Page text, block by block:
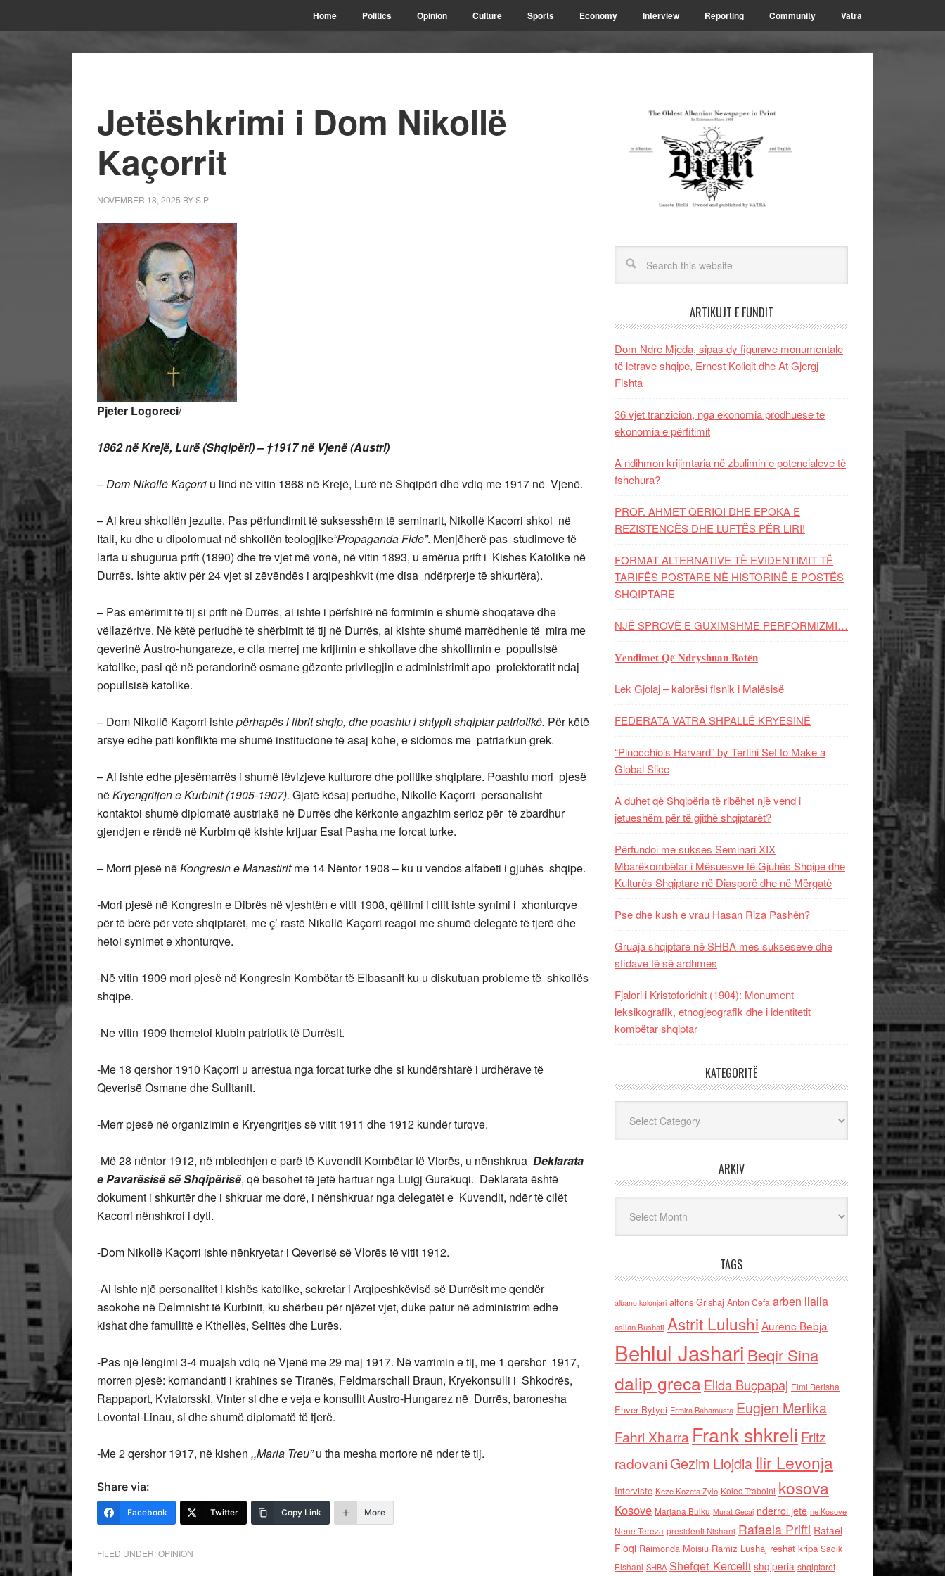
Home Politics Opinion Culture Sports Economy Interview Reporting Community Vatra
Jetëshkrimi i Dom Nikollë
Kaçorrit
NOVEMBER 18, 2025 BYS P
Pjeter Logoreci/
1862në Krejë, Lurë (Shqipëri) – †1917 në Vjenë (Austri)
–Dom Nikollë Kaçorri u lind në vitin 1868 në Krejë, Lurë në Shqipëri dhe vdiq me 1917 në Vjenë.
– Ai kreu shkollën jezuite. Pas përfundimit të suksesshëm të seminarit, Nikollë Kacorri shkoi në
Itali, ku dhe u dipolomuat në shkollën teologjike“Propaganda Fide”. Menjëherë pas studimeve të
larta u shugurua prift (1890) dhe tre vjet më vonë, në vitin 1893, u emërua prift i Kishes Katolike në
Durrës. Ishte aktiv për 24 vjet si zëvëndës i arqipeshkvit (me disa ndërprerje të shkurtëra).
– Pas emërimit të tij si prift në Durrës, ai ishte i përfshirë në formimin e shumë shoqatave dhe
vëllazërive. Në këtë periudhë të shërbimit të tij në Durrës, ai kishte shumë marrëdhenie të mira me
qeverinë Austro-hungareze, e cila merrej me krijimin e shkollave dhe shkollimin e popullsisë
katolike, pasi që në perandorinë osmane gëzonte privilegjin e administrimit apo protektoratit ndaj
popullsisë katolike.
– Dom Nikollë Kaçorri ishtepërhapës i librit shqip, dhe poashtu i shtypit shqiptar patriotikë. Për këtë
arsye edhe pati konflikte me shumë institucione të asaj kohe, e sidomos me patriarkun grek.
– Ai ishte edhe pjesëmarrës i shumë lëvizjeve kulturore dhe politike shqiptare. Poashtu mori pjesë
nëKryengritjen e Kurbinit (1905-1907). Gjatë kësaj periudhe, Nikollë Kaçorri personalisht
kontaktoi shumë diplomatë austriakë në Durrës dhe kërkonte angazhim serioz për të zbardhur
gjendjen e rëndë në Kurbim që kishte krijuar Esat Pasha me forcat turke.
–Morri pjesë nëKongresin e Manastiritme 14 Nëntor 1908 – ku u vendos alfabeti i gjuhës shqipe.
-Mori pjesë në Kongresin e Dibrës në vjeshtën e vitit 1908, qëllimi i cilit ishte synimi i xhonturqve
për të bërë për vete shqiptarët, me ç’ rastë Nikollë Kaçorri reagoi me shumë delegatë të tjerë dhe
hetoi synimet e xhonturqve.
-Në vitin 1909 mori pjesë në Kongresin Kombëtar të Elbasanit ku u diskutuan probleme të shkollës
shqipe.
-Ne vitin 1909 themeloi klubin patriotik të Durrësit.
-Me 18 qershor 1910 Kaçorri u arrestua nga forcat turke dhe si kundërshtarë i urdhërave të
Qeverisë Osmane dhe Sulltanit.
-Merr pjesë në organizimin e Kryengritjes së vitit 1911 dhe 1912 kundër turqve.
-Më 28 nëntor 1912, në mbledhjen e parë të Kuvendit Kombëtar të Vlorës, u nënshkrua Deklarata
e Pavarësisë së Shqipërisë, që besohet të jetë hartuar nga Luigj Gurakuqi. Deklarata është
dokument i shkurtër dhe i shkruar me dorë, i nënshkruar nga delegatët e Kuvendit, ndër të cilët
Kacorri nënshkroi i dyti.
-Dom Nikollë Kaçorri ishte nënkryetar i Qeverisë së Vlorës të vitit 1912.
-Ai ishte një personalitet i kishës katolike, sekretar i Arqipeshkëvisë së Durrësit me qendër
asokohe në Delmnisht të Kurbinit, ku shërbeu për njëzet vjet, duke patur në administrim edhe
kishat dhe famullitë e Kthellës, Selitës dhe Lurës.
-Pas një lëngimi 3-4 muajsh vdiq në Vjenë me 29 maj 1917. Në varrimin e tij, me 1 qershor 1917,
morren pjesë: komandanti i krahines se Tiranës, Feldmarschall Braun, Kryekonsulli i Shkodrës,
Rappaport, Kviatorsski, Vinter si dhe e veja e konsullit Austro-Hungarez në Durrës, baronesha
Lovontal-Linau, si dhe shumë diplomatë të tjerë.
-Me 2 qershor 1917, në kishen ,,Maria Treu”u tha mesha mortore në nder të tij.
Share via:
Facebook Twitter Copy Link More
FILED UNDER:OPINION
ARTIKUJT E FUNDIT
Dom Ndre Mjeda, sipas dy figurave monumentale
të letrave shqipe, Ernest Koliqit dhe At Gjergj
Fishta
36 vjet tranzicion, nga ekonomia prodhuese te
ekonomia e përfitimit
A ndihmon krijimtaria në zbulimin e potencialeve të
fshehura?
PROF. AHMET QERIQI DHE EPOKA E
REZISTENCЁS DHE LUFTЁS PЁR LIRI!
FORMAT ALTERNATIVE TË EVIDENTIMIT TË
TARIFËS POSTARE NË HISTORINË E POSTËS
SHQIPTARE
NJË SPROVË E GUXIMSHME PERFORMIZMI…
𝐕𝐞𝐧𝐝𝐢𝐦𝐞𝐭 𝐐𝐞̈ 𝐍𝐝𝐫𝐲𝐬𝐡𝐮𝐚𝐧 𝐁𝐨𝐭𝐞̈𝐧
Lek Gjolaj – kalorësi fisnik i Malësisë
FEDERATA VATRA SHPALLË KRYESINË
“Pinocchio’s Harvard” by Tertini Set to Make a
Global Slice
A duhet që Shqipëria të ribëhet një vend i
jetueshëm për të gjithë shqiptarët?
Përfundoi me sukses Seminari XIX
Mbarëkombëtar i Mësuesve të Gjuhës Shqipe dhe
Kulturës Shqiptare në Diasporë dhe në Mërgatë
Pse dhe kush e vrau Hasan Riza Pashën?
Gruaja shqiptare në SHBA mes sukseseve dhe
sfidave të së ardhmes
Fjalori i Kristoforidhit (1904): Monument
leksikografik, etnogjeografik dhe i identitetit
kombëtar shqiptar
KATEGORITË
ARKIV
TAGS
albano kolonjari alfons Grishaj Anton Cefa arben llalla
asllan Bushati Astrit Lulushi Aurenc Bebja
Behlul Jashari Beqir Sina
dalip grecaElida Buçpapaj Elmi Berisha
Enver Bytyci Ermira Babamusta Eugjen Merlika
Fahri Xharra Frank shkreli Fritz
radovaniGezim Llojdia Ilir Levonja
Interviste Keze Kozeta Zylo Kolec Traboini kosova
Kosove Marjana Bulku Murat Gecaj nderroi jete ne Kosove
Nene Tereza presidenti Nishani Rafaela Prifti Rafael
Floqi Raimonda Moisiu Ramiz Lushaj reshat kripa Sadik
Elshani SHBA Shefqet Kercelli shqiperia shqiptaret